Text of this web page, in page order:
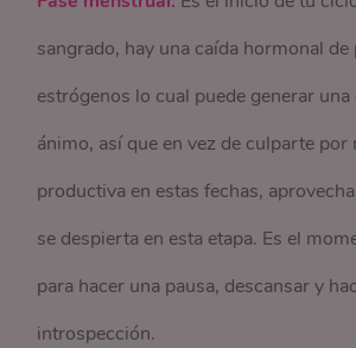
sangrado, hay una caída hormonal
estrógenos lo cual puede generar
ánimo, así que en vez de culparte por
productiva en estas fechas,
se despierta en esta etapa. Es el
para hacer una pausa, descansar y
introspección.